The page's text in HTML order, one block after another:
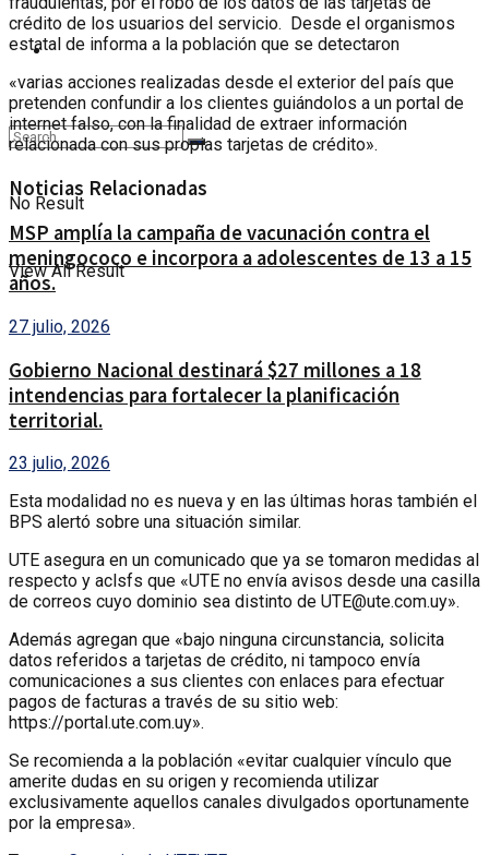
No Result
View All Result
crédito de los usuarios del servicio. Desde el organismos
estatal de informa a la población que se detectaron
«varias acciones realizadas desde el exterior del país que
pretenden confundir a los clientes guiándolos a un portal de
internet falso, con la finalidad de extraer información
relacionada con sus propias tarjetas de crédito».
Noticias Relacionadas
MSP amplía la campaña de vacunación contra el
meningococo e incorpora a adolescentes de 13 a 15
años.
27 julio, 2026
Gobierno Nacional destinará $27 millones a 18
intendencias para fortalecer la planificación
territorial.
23 julio, 2026
Esta modalidad no es nueva y en las últimas horas también el
BPS alertó sobre una situación similar.
UTE asegura en un comunicado que ya se tomaron medidas al
respecto y aclsfs que «UTE no envía avisos desde una casilla
de correos cuyo dominio sea distinto de UTE@ute.com.uy».
Además agregan que «bajo ninguna circunstancia, solicita
datos referidos a tarjetas de crédito, ni tampoco envía
comunicaciones a sus clientes con enlaces para efectuar
pagos de facturas a través de su sitio web:
https://portal.ute.com.uy».
Se recomienda a la población «evitar cualquier vínculo que
amerite dudas en su origen y recomienda utilizar
exclusivamente aquellos canales divulgados oportunamente
por la empresa».